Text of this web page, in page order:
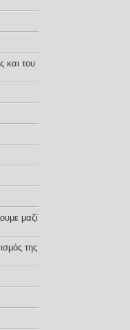
και του
μαζί
της